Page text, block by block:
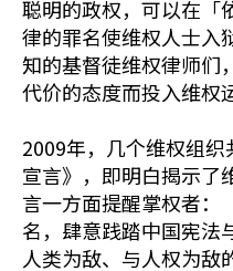
聪明的政权，可以在「
律的罪名使维权人士入
知的基督徒维权律师们
代价的态度而投入维权
2009年，几个维权组
宣言》，即明白揭示了
言一方面提醒掌权者：
名，肆意践踏中国宪法
人类为敌、与人权为敌